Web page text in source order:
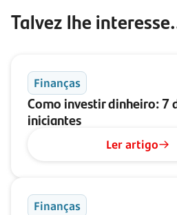
Talvez lhe
Finanças
Como investir dinheiro: 7
iniciantes
Ler artigo
Finanças